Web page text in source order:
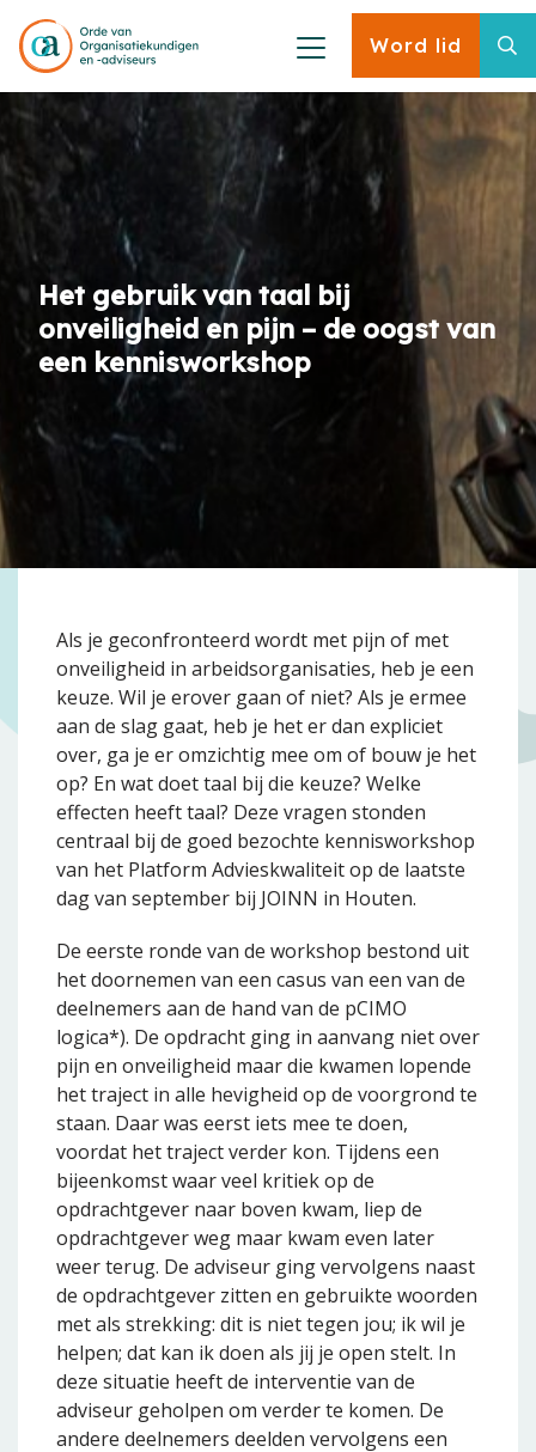
Word lid
Het gebruik van taal bij
onveiligheid en pijn – de oogst van
een kennisworkshop
Als je geconfronteerd wordt met pijn of met
onveiligheid in arbeidsorganisaties, heb je een
keuze. Wil je erover gaan of niet? Als je ermee
aan de slag gaat, heb je het er dan expliciet
over, ga je er omzichtig mee om of bouw je het
op? En wat doet taal bij die keuze? Welke
effecten heeft taal? Deze vragen stonden
centraal bij de goed bezochte kennisworkshop
van het Platform Advieskwaliteit op de laatste
dag van september bij JOINN in Houten.
De eerste ronde van de workshop bestond uit
het doornemen van een casus van een van de
deelnemers aan de hand van de pCIMO
logica*). De opdracht ging in aanvang niet over
pijn en onveiligheid maar die kwamen lopende
het traject in alle hevigheid op de voorgrond te
staan. Daar was eerst iets mee te doen,
voordat het traject verder kon. Tijdens een
bijeenkomst waar veel kritiek op de
opdrachtgever naar boven kwam, liep de
opdrachtgever weg maar kwam even later
weer terug. De adviseur ging vervolgens naast
de opdrachtgever zitten en gebruikte woorden
met als strekking: dit is niet tegen jou; ik wil je
helpen; dat kan ik doen als jij je open stelt. In
deze situatie heeft de interventie van de
adviseur geholpen om verder te komen. De
andere deelnemers deelden vervolgens een